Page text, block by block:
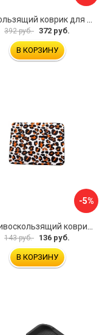
Нескользящий коврик для телефона Alca 730100
392 руб. 372 руб.
В КОРЗИНУ
-5%
143 руб. 136 руб.
В КОРЗИНУ